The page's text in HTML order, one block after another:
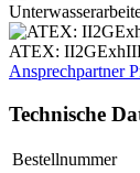
ATEX:
Ansprechpartner
Technische
Bestellnummer